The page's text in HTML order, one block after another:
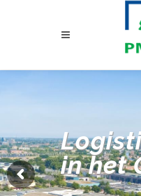
in het